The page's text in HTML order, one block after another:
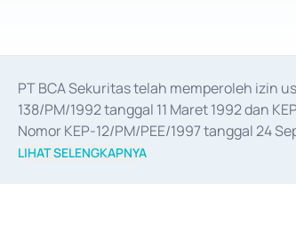
PT BCA Sekuritas telah memperoleh izin
138/PM/1992 tanggal 11 Maret 1992 dan
Nomor KEP-12/PM/PEE/1997 tanggal 24
merger, akuisisi, divestasi, dan
LIHAT SELENGKAPNYA